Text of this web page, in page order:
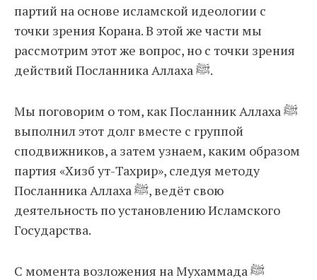
партий на основе исламской идеологии с
точки зрения Корана. В этой же части мы
рассмотрим этот же вопрос, но с точки зрения
действий Посланника Аллаха ﷺ.
Мы поговорим о том, как Посланник Аллаха ﷺ
выполнил этот долг вместе с группой
сподвижников, а затем узнаем, каким образом
партия «Хизб ут-Тахрир», следуя методу
Посланника Аллаха ﷺ, ведёт свою
деятельность по установлению Исламского
Государства.
С момента возложения на Мухаммада ﷺ